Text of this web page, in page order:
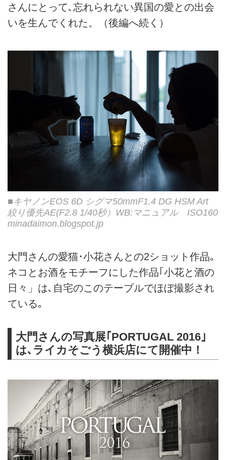
さんにとって､忘れられない異国の愛との出会
いを生んでくれた。（後編へ続く）
■キヤノンEOS 6D シグマ50mmF1.4 DG HSM Art
絞り優先AE(F2.8 1/40秒）WB:マニュアル ISO160
minadaimon.blogspot.jp
大門さんの愛猫･小花さんとの2ショット作品｡
ネコとお酒をモチーフにした作品｢小花と酒の
日々」は､自宅のこのテーブルでほぼ撮影され
ている｡
大門さんの写真展｢PORTUGAL 2016｣
は､ライカそごう横浜店にて開催中！